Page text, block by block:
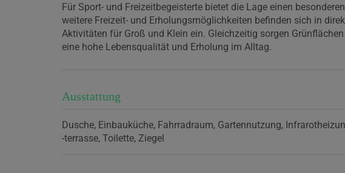
Für Sport- und Freizeitbegeisterte bietet die Lage einen
weitere Freizeit- und Erholungsmöglichkeiten befinden sich in
Aktivitäten für Groß und Klein ein. Gleichzeitig sorgen
eine hohe Lebensqualität und Erholung im Alltag.
Ausstattung
Dusche Einbauküche Fahrradraum Gartennutzung
-terrasse Toilette Ziegel